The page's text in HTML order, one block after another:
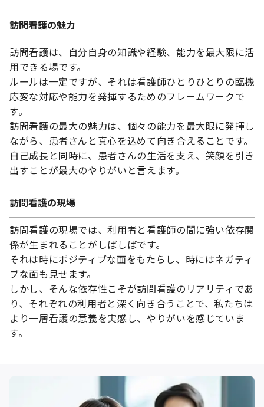
訪問看護の魅力
訪問看護は、自分自身の知識や経験、能力を最大限に活
用できる場です。
ルールは一定ですが、それは看護師ひとりひとりの臨機
応変な対応や能力を発揮するためのフレームワークで
す。
訪問看護の最大の魅力は、個々の能力を最大限に発揮し
ながら、患者さんと真心を込めて向き合えることです。
自己成長と同時に、患者さんの生活を支え、笑顔を引き
出すことが最大のやりがいと言えます。
訪問看護の現場
訪問看護の現場では、利用者と看護師の間に強い依存関
係が生まれることがしばしばです。
それは時にポジティブな面をもたらし、時にはネガティ
ブな面も見せます。
しかし、そんな依存性こそが訪問看護のリアリティであ
り、それぞれの利用者と深く向き合うことで、私たちは
より一層看護の意義を実感し、やりがいを感じていま
す。